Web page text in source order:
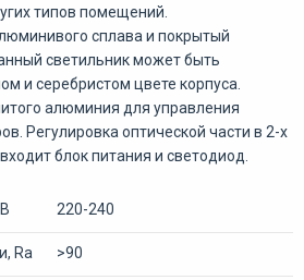
типов помещений.
сплава и покрытый
светильник может быть
и серебристом цвете корпуса.
алюминия для управления
Регулировка оптической части в 2-х
блок питания и светодиод.
220-240
Ra >90